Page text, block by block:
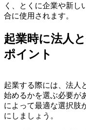
く、とくに企業や新し
合に使用されます。
起業時に法人
ポイント
起業する際には、法人
始めるかを選ぶ必要が
によって最適な選択肢
にしましょう。